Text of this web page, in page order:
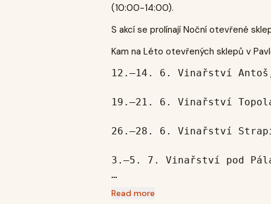
(10:00-14:00).
S akcí se prolínají Noční otevřené
Kam na Léto otevřených sklepů v
12.–14. 6. Vinařství
19.–21. 6. Vinařství
26.–28. 6. Vinařství
3.–5. 7. Vinařství pod
10.–12. 7. Vinařství
Read more